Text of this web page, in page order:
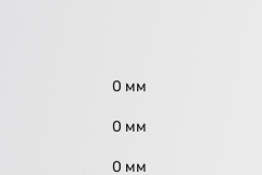
0 мм
0 мм
0 мм